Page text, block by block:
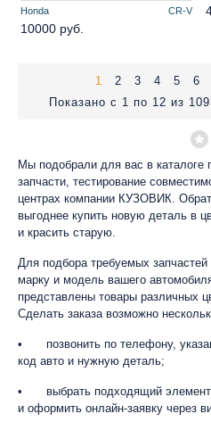
Honda CR-V
10000 руб.
1 2 3 4 5 6
Показано с 1 по 12 из
Мы подобрали для вас в каталоге
запчасти, тестирование
центрах компании КУЗОВИК.
выгоднее купить новую деталь в
и красить старую.
Для подбора требуемых
марку и модель вашего
представлены товары различных
Сделать заказа возможно
•
позвонить по телефону,
код авто и нужную деталь;
•
выбрать подходящий
и оформить онлайн-заявку через